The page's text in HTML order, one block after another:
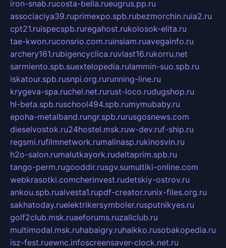
iron-snab.rucosta-bella.rueugrus.pp.ru
associaciya39.ruprimexpo.spb.rubezmorchin.ruia2.ru
cpt21.ruispecspb.ruregahost.rukolosok-elita.ru
tae-kwon.ruconsrio.com.ruinsiam.ruavegainfo.ru
archery161.rubigencyclica.ruvlast16.rukorru.net
sarmiento.spb.suextelopedia.rulammin-suo.spb.ru
iskatour.spb.rusnpi.org.rurunning-line.ru
krygeva-spa.ruchel.net.rurust-loco.rudugshop.ru
hl-beta.spb.ruschool494.spb.rumymubaby.ru
epoha-metalband.rungr.spb.rurusgosnews.com
dieselvostok.ru24hostel.msk.ruw-dev.ruf-ship.ru
regsmi.rufilmnetwork.rumalinasp.rukinosvin.ru
h2o-salon.rumalutkayork.rudeltaprim.spb.ru
tango-perm.rugooddir.rusgv.sumultiki-online.com
webkrasotki.comcherinvest.rudetskiy-ostrov.ru
ankou.spb.rualvesta1.rupdf-creator.runix-files.org.ru
sakhatoday.ruelektrikersymboler.rusputnikyes.ru
golf2club.msk.ruaeforums.ruzallclub.ru
multimodal.msk.ruhabaigry.ruhaikko.rusobakopedia.ru
isz-fest.ruewnc.infoscreensaver-clock.net.ru